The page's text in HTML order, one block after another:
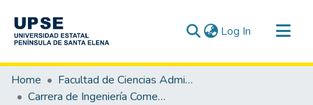
Log In (current)
Communities & Collections
All of DSpace
Home
Facultad de Ciencias Administrativas
Carrera de Ingeniería Comercial